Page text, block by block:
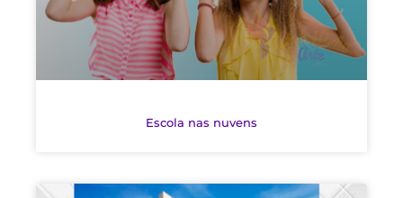
Escola nas nuvens